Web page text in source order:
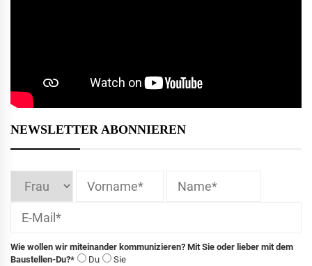
NEWSLETTER ABONNIEREN
Wie wollen wir miteinander kommunizieren? Mit Sie oder lieber mit dem
Baustellen-Du?*
Du
Sie